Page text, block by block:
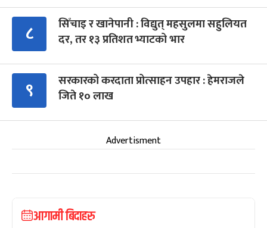
८
सिँचाइ र खानेपानी : विद्युत् महसुलमा सहुलियत
दर, तर १३ प्रतिशत भ्याटको भार
९
सरकारको करदाता प्रोत्साहन उपहार : हेमराजले
जिते १० लाख
Advertisment
आगामी बिदाहरु